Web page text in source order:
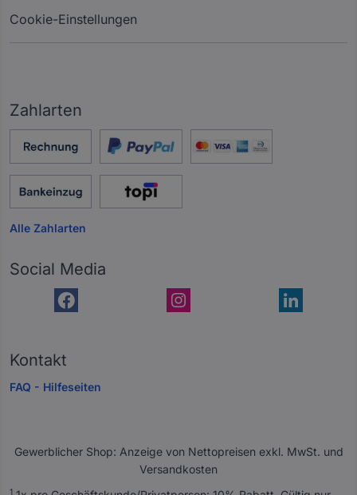
Cookie-Einstellungen
Zahlarten
Alle Zahlarten
Social Media
Kontakt
FAQ - Hilfeseiten
Gewerblicher Shop: Anzeige von Nettopreisen exkl. MwSt. und
Versandkosten
A
1